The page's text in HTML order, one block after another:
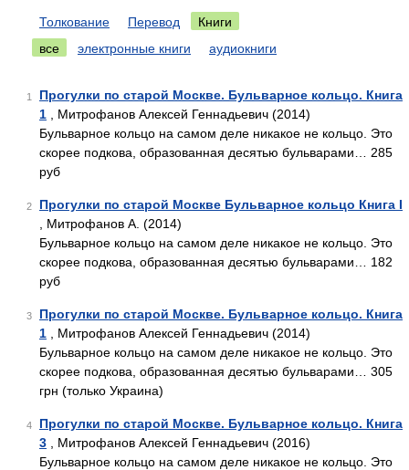
Толкование Перевод
Книги
все
электронные книги аудиокниги
1
Прогулки по старой Москве. Бульварное кольцо. Книга
1 , Митрофанов Алексей Геннадьевич (2014)
Бульварное кольцо на самом деле никакое не кольцо. Это
скорее подкова, образованная десятью бульварами… 285
руб
2
Прогулки по старой Москве Бульварное кольцо Книга I
, Митрофанов А. (2014)
Бульварное кольцо на самом деле никакое не кольцо. Это
скорее подкова, образованная десятью бульварами… 182
руб
3
Прогулки по старой Москве. Бульварное кольцо. Книга
1 , Митрофанов Алексей Геннадьевич (2014)
Бульварное кольцо на самом деле никакое не кольцо. Это
скорее подкова, образованная десятью бульварами… 305
грн (только Украина)
4
Прогулки по старой Москве. Бульварное кольцо. Книга
3 , Митрофанов Алексей Геннадьевич (2016)
Бульварное кольцо на самом деле никакое не кольцо. Это